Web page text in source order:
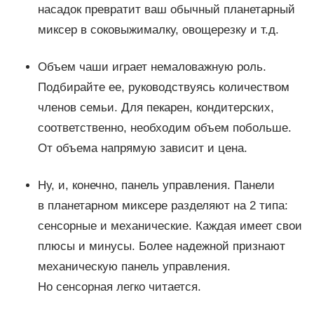
насадок превратит ваш обычный планетарный
миксер в соковыжималку, овощерезку и т.д.
Объем чаши играет немаловажную роль.
Подбирайте ее, руководствуясь количеством
членов семьи. Для пекарен, кондитерских,
соответственно, необходим объем побольше.
От объема напрямую зависит и цена.
Ну, и, конечно, панель управления. Панели
в планетарном миксере разделяют на 2 типа:
сенсорные и механические. Каждая имеет свои
плюсы и минусы. Более надежной признают
механическую панель управления.
Но сенсорная легко читается.